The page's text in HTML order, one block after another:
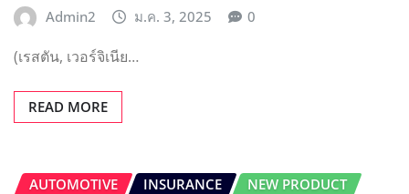
Admin2 ม.ค. 3, 2025 0
(เรสตัน, เวอร์จิเนีย…
READ MORE
AUTOMOTIVE INSURANCE NEW PRODUCT